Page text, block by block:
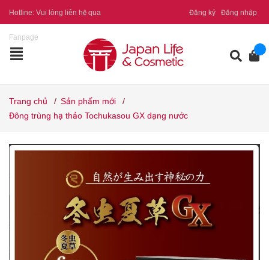
Hotline: Vui lòng liên hệ qua
Fanpage
Đăng ký Đăng nhập
Trang chủ / Sản phẩm mới
/
Đông trùng hạ thảo Tochukasou GX dạng nước